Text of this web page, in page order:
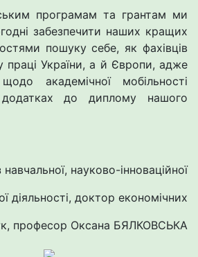
програмам та грантам ми
забезпечити наших кращих
пошуку себе, як фахівців
праці України, а й Європи, адже
академічної мобільності
до диплому нашого
науково-інноваційної
діяльності, доктор економічних
професор Оксана БЯЛКОВСЬКА